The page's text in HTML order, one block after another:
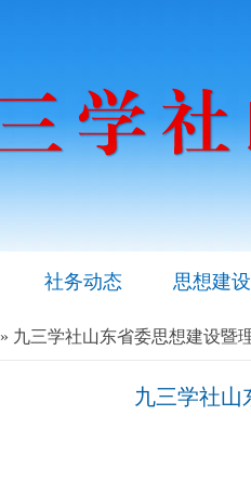
社务动态 思想建设
» 九三学社山东省委思想建设暨
九三学社山